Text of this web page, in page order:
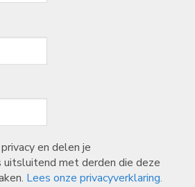
en delen je
uitsluitend met derden die deze
Lees onze privacyverklaring.